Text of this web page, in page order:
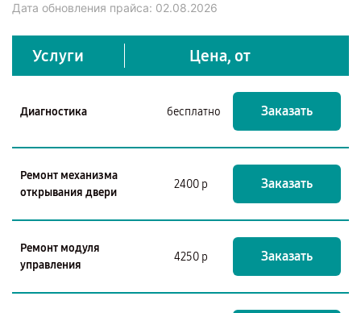
Дата обновления прайса: 02.08.2026
Услуги Цена, от
Диагностика бесплатно Заказать
Ремонт механизма
открывания двери
2400 р Заказать
Ремонт модуля
управления
4250 р Заказать